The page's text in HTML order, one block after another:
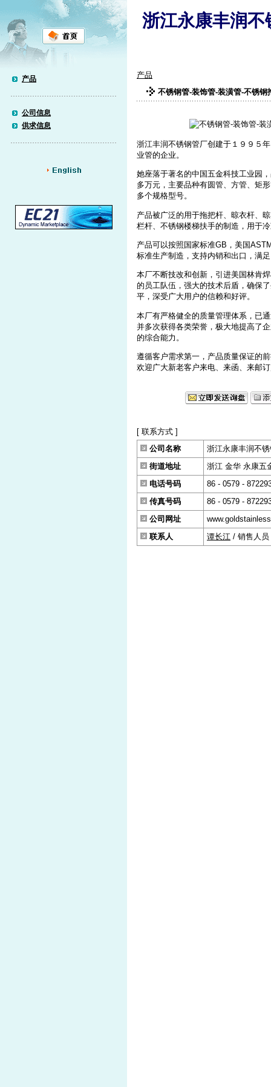
产品
公司信息
供求信息
浙江永康丰润不
产品
不锈钢管-装饰管-装潢管-不锈
浙江丰润不锈钢管厂创建于１９９５
业管的企业。
她座落于著名的中国五金科技工业园
多万元，主要品种有圆管、方管、矩
多个规格型号。
产品被广泛的用于拖把杆、晾衣杆、
栏杆、不锈钢楼梯扶手的制造，用于
产品可以按照国家标准GB，美国
标准生产制造，支持内销和出口，满
本厂不断技改和创新，引进美国林肯
的员工队伍，强大的技术后盾，确保
平，深受广大用户的信赖和好评。
本厂有严格健全的质量管理体系，已
并多次获得各类荣誉，极大地提高了
的综合能力。
遵循客户需求第一，产品质量保证的
欢迎广大新老客户来电、来函、来邮
[ 联系方式 ]
公司名称
浙江永康丰润不
街道地址
浙江 金华 永康五
电话号码
86 - 0579 -
传真号码
86 - 0579 -
公司网址
联系人
谭长江 / 销售人员